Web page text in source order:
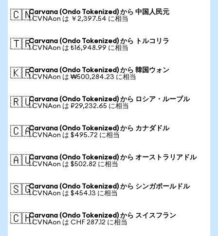
🇨🇳Carvana (Ondo Tokenized) から 中国人民元
1 CVNAon は ￥2,397.54 に相当
🇹🇷Carvana (Ondo Tokenized) から トルコリラ
1 CVNAon は ₺16,948.99 に相当
🇰🇷Carvana (Ondo Tokenized) から 韓国ウォン
1 CVNAon は ₩500,284.23 に相当
🇷🇺Carvana (Ondo Tokenized) から ロシア・ルーブル
1 CVNAon は ₽29,232.65 に相当
🇨🇦Carvana (Ondo Tokenized) から カナダドル
1 CVNAon は $495.72 に相当
🇦🇺Carvana (Ondo Tokenized) から オーストラリアドル
1 CVNAon は $502.82 に相当
🇸🇬Carvana (Ondo Tokenized) から シンガポールドル
1 CVNAon は $454.13 に相当
🇨🇭Carvana (Ondo Tokenized) から スイスフラン
1 CVNAon は CHF 287.12 に相当